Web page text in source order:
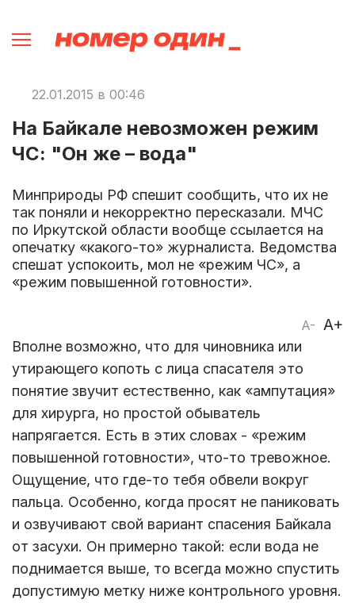
22.01.2015 в 00:46
На Байкале невозможен режим
ЧС: "Он же – вода"
Минприроды РФ спешит сообщить, что их не
так поняли и некорректно пересказали. МЧС
по Иркутской области вообще ссылается на
опечатку «какого-то» журналиста. Ведомства
спешат успокоить, мол не «режим ЧС», а
«режим повышенной готовности».
A- A+
Вполне возможно, что для чиновника или
утирающего копоть с лица спасателя это
понятие звучит естественно, как «ампутация»
для хирурга, но простой обыватель
напрягается. Есть в этих словах - «режим
повышенной готовности», что-то тревожное.
Ощущение, что где-то тебя обвели вокруг
пальца. Особенно, когда просят не паниковать
и озвучивают свой вариант спасения Байкала
от засухи. Он примерно такой: если вода не
поднимается выше, то всегда можно спустить
допустимую метку ниже контрольного уровня.